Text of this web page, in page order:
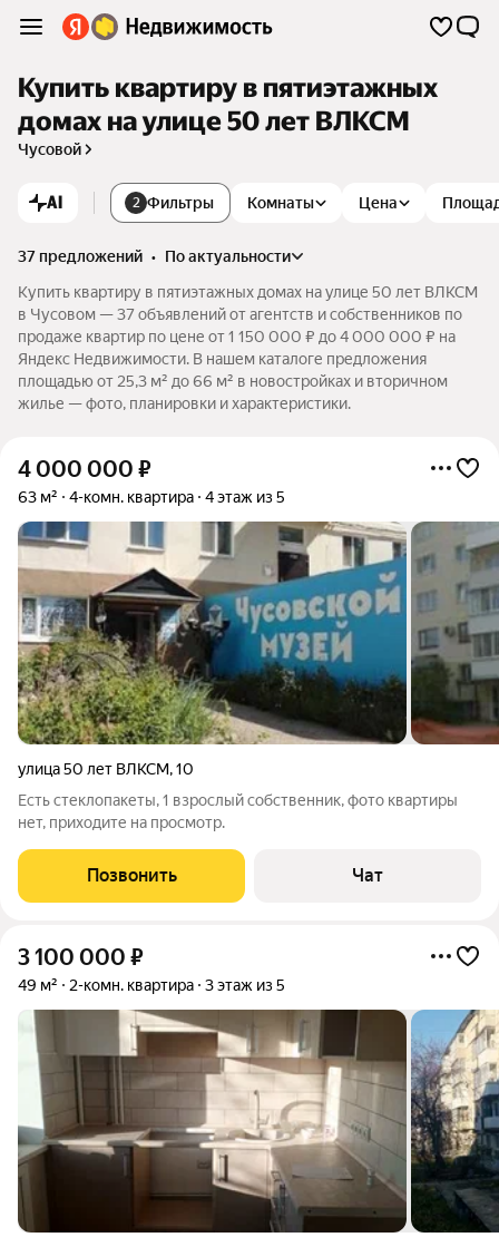
Купить квартиру в пятиэтажных
домах на улице 50 лет ВЛКСМ
Чусовой
AI 2 Фильтры Комнаты Цена
37 предложений •
по актуальности
Купить квартиру в пятиэтажных домах на улице 50 лет ВЛКСМ
в Чусовом — 37 объявлений от агентств и собственников по
продаже квартир по цене от 1 150 000 ₽ до 4 000 000 ₽ на
Яндекс Недвижимости. В нашем каталоге предложения
площадью от 25,3 м² до 66 м² в новостройках и вторичном
жилье — фото, планировки и характеристики.
4 000 000 ₽
63 м² 4-комн. квартира 4 этаж из 5
улица 50 лет ВЛКСМ,10
Есть стеклопакеты, 1 взрослый собственник, фото квартиры
нет, приходите на просмотр.
Позвонить Чат
3 100 000 ₽
49 м² 2-комн. квартира 3 этаж из 5